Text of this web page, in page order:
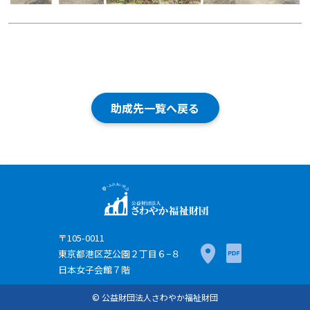
助成先一覧へ戻る
〒105-0011
東京都港区芝公園２丁目６−８
日本女子会館７階
© 公益財団法人さわやか福祉財団